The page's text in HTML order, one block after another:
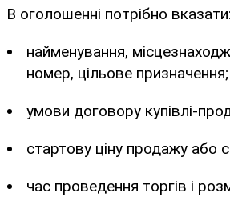
В оголошенні потрібно вказати:
найменування,
номер, цільове призначення;
умови договору купівлі-
стартову ціну продажу або
час проведення торгів і